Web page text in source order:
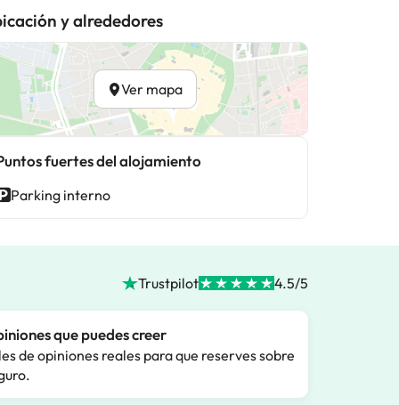
y alrededores
Ver mapa
fuertes del alojamiento
Parking interno
Trustpilot 4.5/5
que puedes creer
de opiniones reales para que reserves sobre